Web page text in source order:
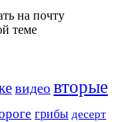
на почту
теме
видео вторые
грибы десерт